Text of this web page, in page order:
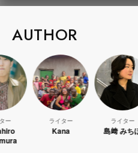
AUTHOR
ライター ライター
島﨑 みちほ